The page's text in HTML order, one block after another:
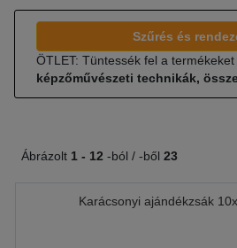
Szűrés és
ÖTLET: Tüntessék fel a termékeket
képzőművészeti technikák,
Ábrázolt 1 - 12 -ból / -ből 23
Karácsonyi ajándékzsák